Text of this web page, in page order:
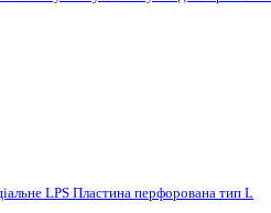
LPS Пластина перфорована тип L